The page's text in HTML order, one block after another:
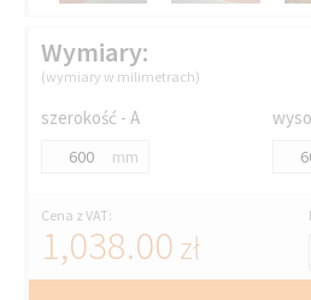
Wymiary:
(wymiary w milimetrach)
szerokość - A
mm
Cena z VAT:
1,038.00 zł